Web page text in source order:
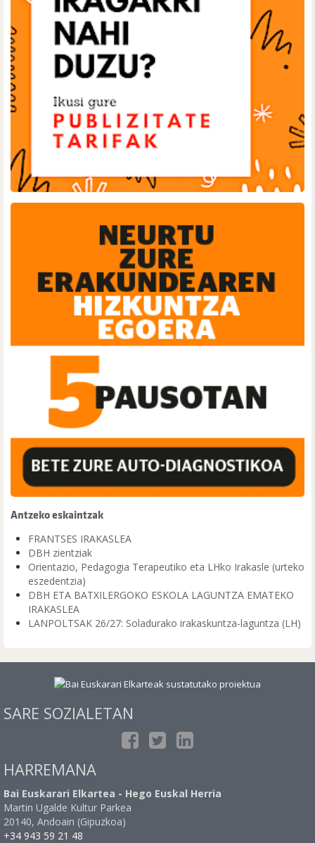
Antzeko eskaintzak
FRANTSES IRAKASLEA
DBH zientziak
Orientazio, Pedagogia Terapeutiko eta LHko Irakasle (urteko
eszedentzia)
DBH ETA BATXILERGOKO ESKOLA LAGUNTZA EMATEKO
IRAKASLEA
LANPOLTSAK 26/27: Soladurako irakaskuntza-laguntza (LH)
SARE SOZIALETAN
HARREMANA
Bai Euskarari Elkartea - Hego Euskal Herria
Martin Ugalde Kultur Parkea
20140, Andoain (Gipuzkoa)
+34 943 59 21 48